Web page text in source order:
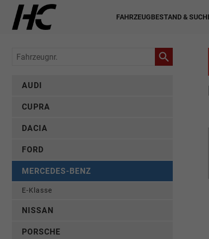
FAHRZEUGBESTAND &
Fahrzeugnr.
AUDI
CUPRA
DACIA
FORD
MERCEDES-BENZ
E-Klasse
NISSAN
PORSCHE